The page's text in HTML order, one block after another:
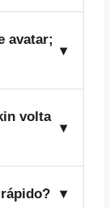
que
avatar;
▾
não
volta
▾
ou
▾